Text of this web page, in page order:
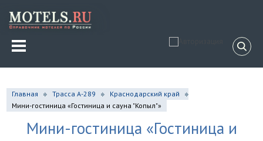
Главная Трасса А-289
Краснодарский край
Мини-гостиница «Гостиница и сауна "Копыл"»
Мини-гостиница «Гостиница и